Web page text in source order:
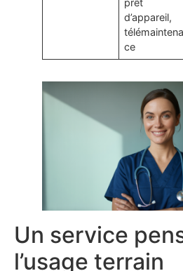
d’appareil,
ce
Un service
l’usage terrain